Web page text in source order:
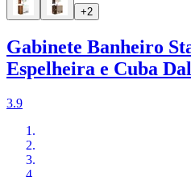
+2
Gabinete Banheiro
Espelheira e Cuba
3.9